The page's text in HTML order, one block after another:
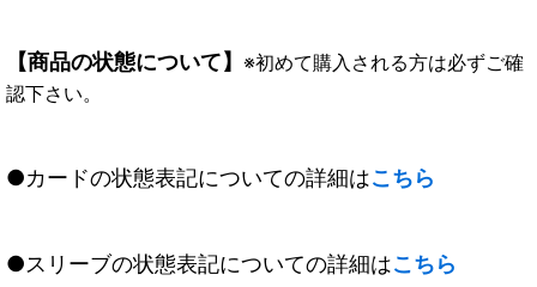
【商品の状態について】 ※初めて購入される方は必ずご確
認下さい。
●カードの状態表記についての詳細はこちら
●スリーブの状態表記についての詳細はこちら